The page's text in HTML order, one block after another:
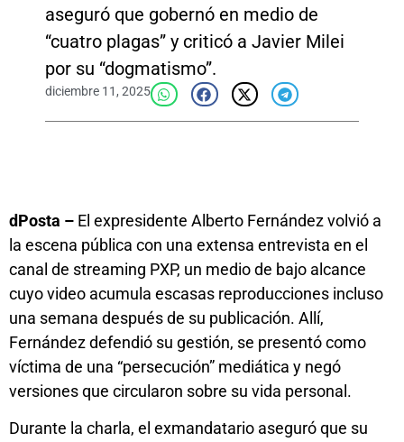
aseguró que gobernó en medio de
“cuatro plagas” y criticó a Javier Milei
por su “dogmatismo”.
diciembre 11, 2025
dPosta – El expresidente Alberto Fernández volvió a
la escena pública con una extensa entrevista en el
canal de streaming PXP, un medio de bajo alcance
cuyo video acumula escasas reproducciones incluso
una semana después de su publicación. Allí,
Fernández defendió su gestión, se presentó como
víctima de una “persecución” mediática y negó
versiones que circularon sobre su vida personal.
Durante la charla, el exmandatario aseguró que su